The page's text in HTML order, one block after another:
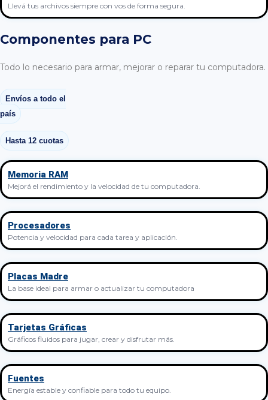
Llevá tus archivos siempre con vos de forma segura.
Componentes para PC
Todo lo necesario para armar, mejorar o reparar tu computadora.
Envíos a todo el
país
Hasta 12 cuotas
Memoria RAM
Mejorá el rendimiento y la velocidad de tu computadora.
Procesadores
Potencia y velocidad para cada tarea y aplicación.
Placas Madre
La base ideal para armar o actualizar tu computadora
Tarjetas Gráficas
Gráficos fluidos para jugar, crear y disfrutar más.
Fuentes
Energía estable y confiable para todo tu equipo.